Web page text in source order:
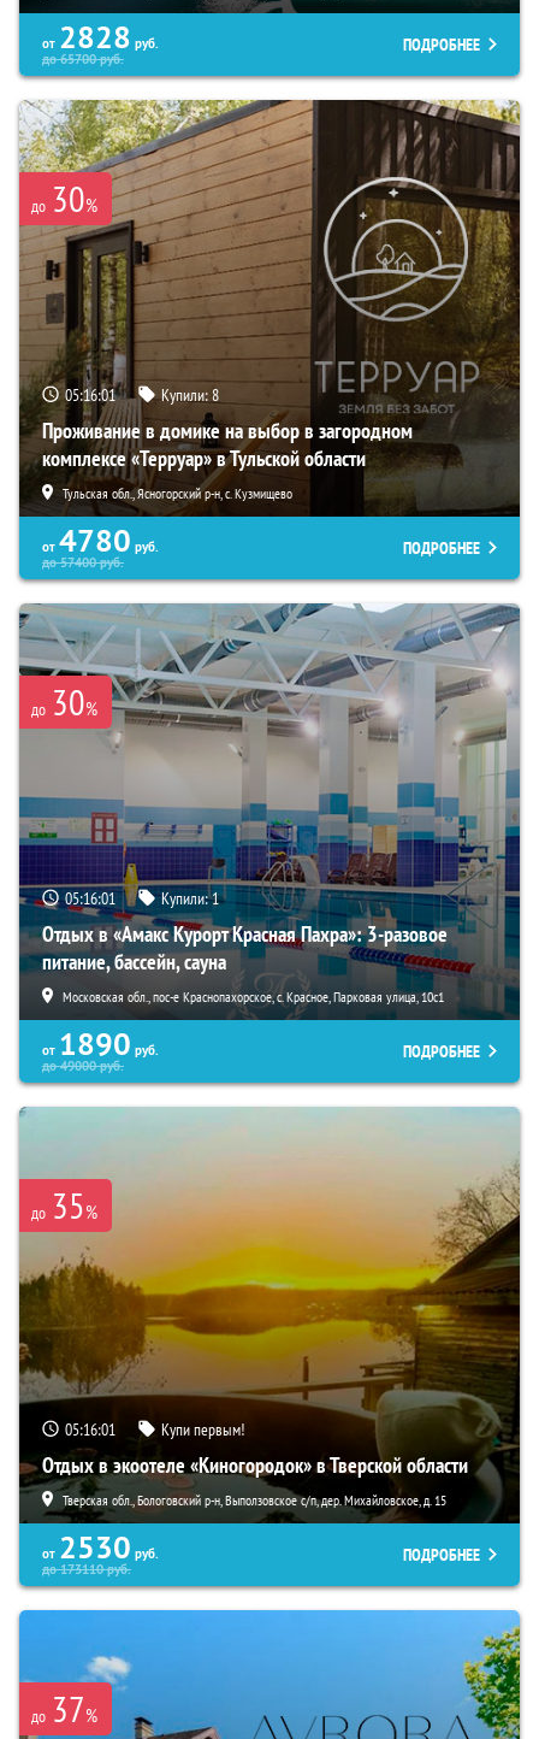
от 2828 руб.
до65700руб.
ПОДРОБНЕЕ
до 30%
05:15:59 Купили:8
Проживание в домике на выбор в загородном
комплексе «Терруар» в Тульской области
Тульская обл., Ясногорский р-н, с. Кузмищево
от 4780 руб.
до57400руб.
ПОДРОБНЕЕ
до 30%
05:15:59 Купили:1
Отдых в «Амакс Курорт ‎Красная Пахра»: 3-разовое
питание, бассейн, сауна
Московская обл., пос-е Краснопахорское, с. Красное, Парковая улица, 10с1
от 1890 руб.
до49000руб.
ПОДРОБНЕЕ
до 35%
05:15:59 Купи первым!
Отдых в экоотеле «Киногородок» в Тверской области
Тверская обл., Бологовский р-н, Выползовское с/п, дер. Михайловское, д. 15
от 2530 руб.
до173110руб.
ПОДРОБНЕЕ
до 37%